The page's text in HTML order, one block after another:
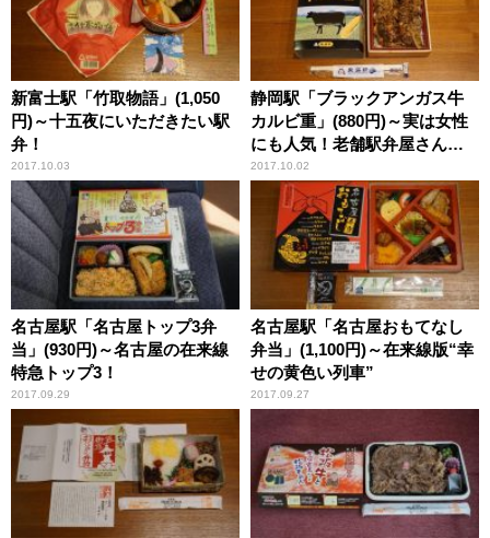
新富士駅「竹取物語」(1,050
円)～十五夜にいただきたい駅
弁！
2017.10.03
静岡駅「ブラックアンガス牛
カルビ重」(880円)～実は女性
にも人気！老舗駅弁屋さんの
新作牛肉駅弁！！
2017.10.02
名古屋駅「名古屋トップ3弁
当」(930円)～名古屋の在来線
特急トップ3！
2017.09.29
名古屋駅「名古屋おもてなし
弁当」(1,100円)～在来線版“幸
せの黄色い列車”
2017.09.27